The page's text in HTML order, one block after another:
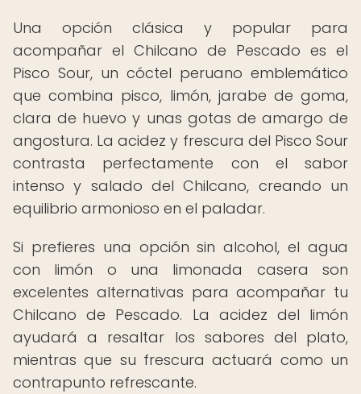
Una opción clásica y popular para
acompañar el Chilcano de Pescado es el
Pisco Sour, un cóctel peruano emblemático
que combina pisco, limón, jarabe de goma,
clara de huevo y unas gotas de amargo de
angostura. La acidez y frescura del Pisco Sour
contrasta perfectamente con el sabor
intenso y salado del Chilcano, creando un
equilibrio armonioso en el paladar.
Si prefieres una opción sin alcohol, el agua
con limón o una limonada casera son
excelentes alternativas para acompañar tu
Chilcano de Pescado. La acidez del limón
ayudará a resaltar los sabores del plato,
mientras que su frescura actuará como un
contrapunto refrescante.